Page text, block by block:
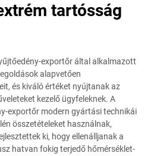
tartósság
exportőr által alkalmazott
alapvetően
és kiváló értéket nyújtanak az
kezelő ügyfeleknek. A
exportőr modern gyártási technikái
összetételeket használnak,
ki, hogy ellenálljanak a
hatvan fokig terjedő hőmérséklet-